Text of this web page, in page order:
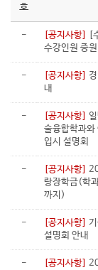
호
- [공지사항]
[
수강인원 증
- [공지사항]
내
- [공지사항]
술융합학과와
입시 설명회
- [공지사항]
랑장학금(학
까지)
- [공지사항]
설명회 안내
- [공지사항]